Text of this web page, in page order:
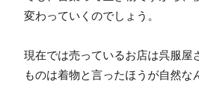
変わっていくのでしょう。
現在では売っているお店は呉服屋
ものは着物と言ったほうが自然な